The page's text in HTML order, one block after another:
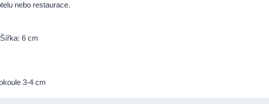
nebo restaurace.
6 cm
3-4 cm